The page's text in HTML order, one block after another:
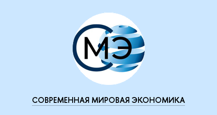
СОВРЕМЕННАЯ МИРОВАЯ ЭКОНОМИКА